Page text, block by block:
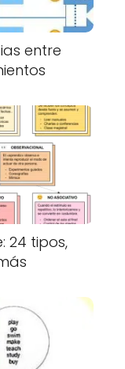
entre
24 tipos,